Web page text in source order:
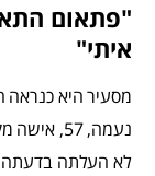
"פתאום
איתי"
מסעיר היא כנראה
נעמה, 57,